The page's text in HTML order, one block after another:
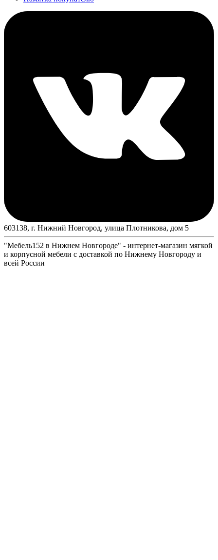
603138, г. Нижний Новгород, улица Плотникова, дом 5
"Мебель152 в Нижнем Новгороде" - интернет-магазин мягкой
и корпусной мебели с доставкой по Нижнему Новгороду и
всей России